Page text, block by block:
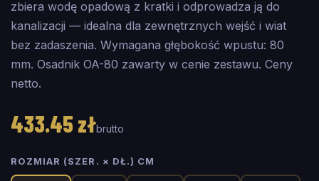
zbiera wodę opadową z kratki i odprowadza ją do
kanalizacji — idealna dla zewnętrznych wejść i wiat
bez zadaszenia. Wymagana głębokość wpustu: 80
mm. Osadnik OA-80 zawarty w cenie zestawu. Ceny
netto.
433.45 złbrutto
ROZMIAR (SZER. × DŁ.) CM